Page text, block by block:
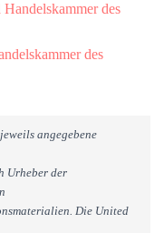
des
des
angegebene
Urheber der
Die United